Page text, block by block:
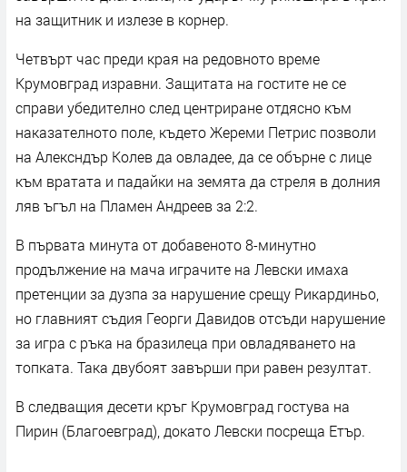
на защитник и излезе в корнер.
Четвърт час преди края на редовното време
Крумовград изравни. Защитата на гостите не се
справи убедително след центриране отдясно към
наказателното поле, където Жереми Петрис позволи
на Алексндър Колев да овладее, да се обърне с лице
към вратата и падайки на земята да стреля в долния
ляв ъгъл на Пламен Андреев за 2:2.
В първата минута от добавеното 8-минутно
продължение на мача играчите на Левски имаха
претенции за дузпа за нарушение срещу Рикардиньо,
но главният съдия Георги Давидов отсъди нарушение
за игра с ръка на бразилеца при овладяването на
топката. Така двубоят завърши при равен резултат.
В следващия десети кръг Крумовград гостува на
Пирин (Благоевград), докато Левски посреща Етър.